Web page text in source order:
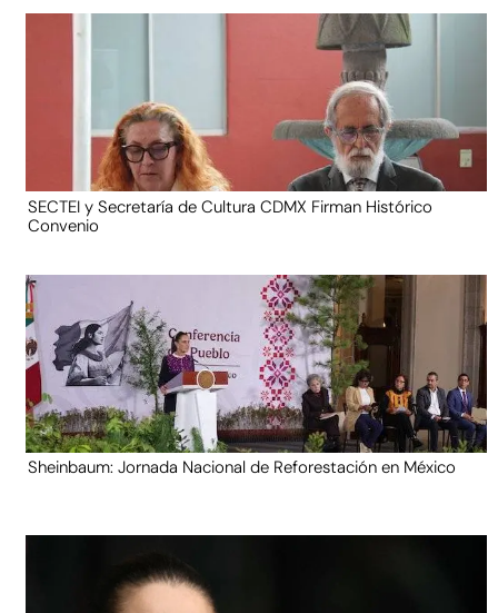
SECTEI y Secretaría de Cultura CDMX Firman Histórico
Convenio
Sheinbaum: Jornada Nacional de Reforestación en México